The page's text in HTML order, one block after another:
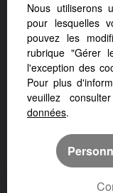
Afin de
PC,
Nous utiliserons
pour lesquelles
pouvez les
rubrique "Gérer
l'exception des
Pour plus
veuillez consulter
données.